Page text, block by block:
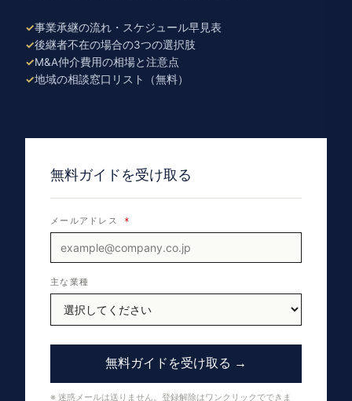
事業承継の流れ・スケジュール早見表
後継者不在の場合の3つの選択肢
M&A仲介費用の相場と注意点
地域の相談窓口リスト（無料）
無料ガイドを受け取る
メールアドレス *
主な業種
無料ガイドを受け取る →
※ 迷惑メールは送りません。登録解除はワンクリックでできま